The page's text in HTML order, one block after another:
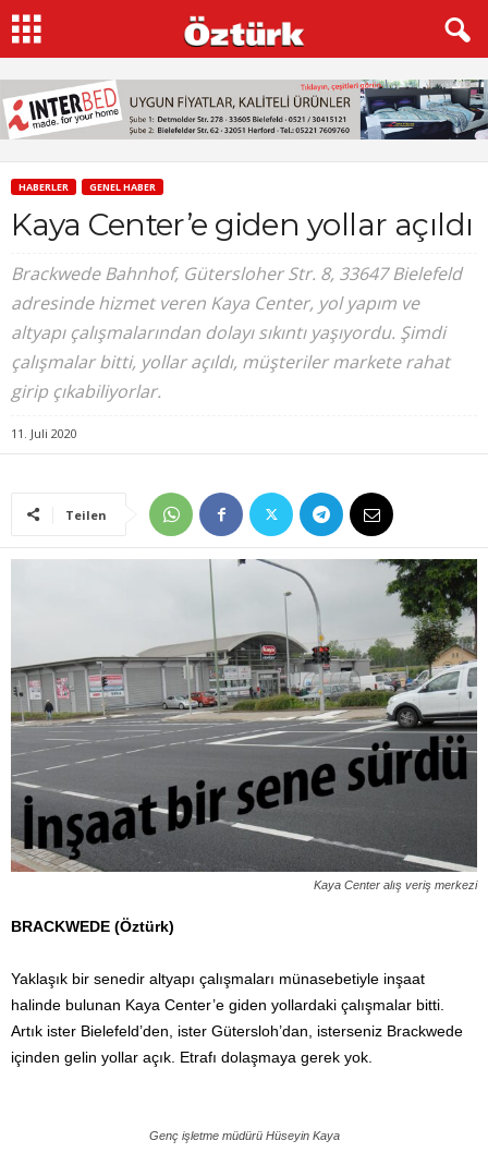
HABERLER GENEL HABER
Kaya Center’e giden yollar açıldı
Brackwede Bahnhof, Gütersloher Str. 8, 33647 Bielefeld
adresinde hizmet veren Kaya Center, yol yapım ve
altyapı çalışmalarından dolayı sıkıntı yaşıyordu. Şimdi
çalışmalar bitti, yollar açıldı, müşteriler markete rahat
girip çıkabiliyorlar.
11. Juli 2020
Teilen
Kaya Center alış veriş merkezi
BRACKWEDE (Öztürk)
Yaklaşık bir senedir altyapı çalışmaları münasebetiyle inşaat
halinde bulunan Kaya Center’e giden yollardaki çalışmalar bitti.
Artık ister Bielefeld’den, ister Gütersloh’dan, isterseniz Brackwede
içinden gelin yollar açık. Etrafı dolaşmaya gerek yok.
Genç işletme müdürü Hüseyin Kaya